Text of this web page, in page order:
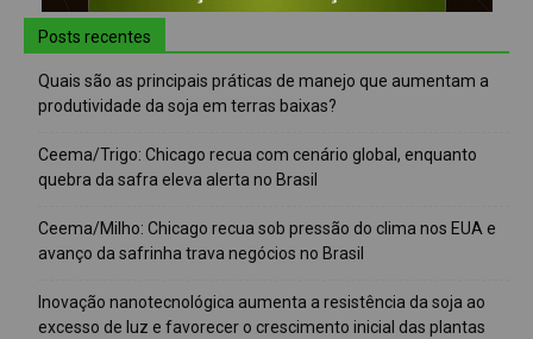
Posts recentes
Quais são as principais práticas de manejo que aumentam a
produtividade da soja em terras baixas?
Ceema/Trigo: Chicago recua com cenário global, enquanto
quebra da safra eleva alerta no Brasil
Ceema/Milho: Chicago recua sob pressão do clima nos EUA e
avanço da safrinha trava negócios no Brasil
Inovação nanotecnológica aumenta a resistência da soja ao
excesso de luz e favorecer o crescimento inicial das plantas